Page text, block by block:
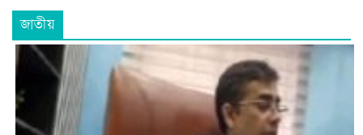
প্রসঙ্গে।
বেবিচক : গেট কেলেংকারির পর এবার বাসা বরাদ্দে অনিয়ম: সেই
সুব্রত এখনও বহাল : এমটির ফোরম্যান ভুইয়া যখন পরিচালক
প্রশাসনের গাড়ি চালক : মাসুদ-লিসা আউট: সাবেক প্রিন্সিপালের
আবার ফিরে আসার তদবির
থার্ড টার্মিনালে যুক্ত হচ্ছে এলিভেটেড এক্সপ্রেসওয়ে
জাতীয়